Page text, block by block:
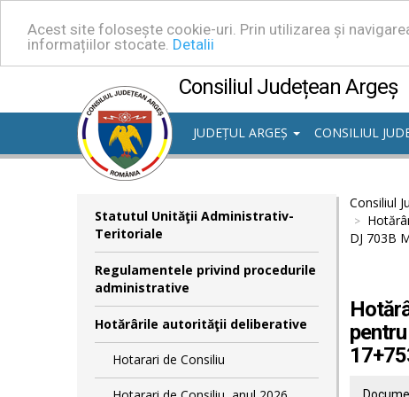
Acest site folosește cookie-uri. Prin utilizarea și
informațiilor stocate. Detalii
Consiliul Județean Argeș
JUDEȚUL ARGEȘ
CONSILIUL
Statutul Unităţii Administrativ-
Teritoriale
Regulamentele privind procedurile
administrative
Hotărârile autorităţii deliberative
Hotarari de Consiliu
Consiliul
DJ 703B